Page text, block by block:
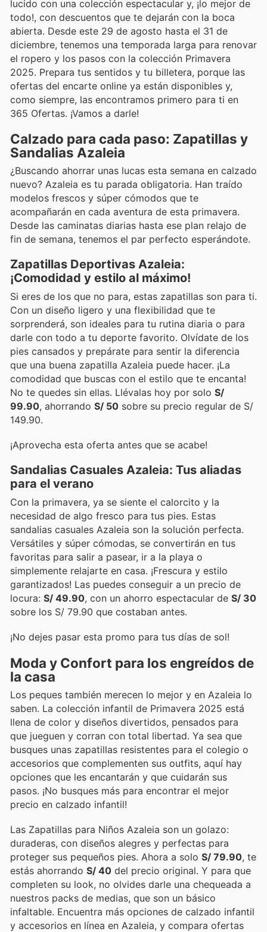
lucido con una colección espectacular y, ¡lo mejor de
todo!, con descuentos que te dejarán con la boca
abierta. Desde este 29 de agosto hasta el 31 de
diciembre, tenemos una temporada larga para renovar
el ropero y los pasos con la colección Primavera
2025. Prepara tus sentidos y tu billetera, porque las
ofertas del encarte online ya están disponibles y,
como siempre, las encontramos primero para ti en
365 Ofertas. ¡Vamos a darle!
Calzado para cada paso: Zapatillas y
Sandalias Azaleia
¿Buscando ahorrar unas lucas esta semana en calzado
nuevo? Azaleia es tu parada obligatoria. Han traído
modelos frescos y súper cómodos que te
acompañarán en cada aventura de esta primavera.
Desde las caminatas diarias hasta ese plan relajo de
fin de semana, tenemos el par perfecto esperándote.
Zapatillas Deportivas Azaleia:
¡Comodidad y estilo al máximo!
Si eres de los que no para, estas zapatillas son para ti.
Con un diseño ligero y una flexibilidad que te
sorprenderá, son ideales para tu rutina diaria o para
darle con todo a tu deporte favorito. Olvídate de los
pies cansados y prepárate para sentir la diferencia
que una buena zapatilla Azaleia puede hacer. ¡La
comodidad que buscas con el estilo que te encanta!
No te quedes sin ellas. Llévalas hoy por solo S/
99.90, ahorrando S/ 50 sobre su precio regular de S/
149.90.
¡Aprovecha esta oferta antes que se acabe!
Sandalias Casuales Azaleia: Tus aliadas
para el verano
Con la primavera, ya se siente el calorcito y la
necesidad de algo fresco para tus pies. Estas
sandalias casuales Azaleia son la solución perfecta.
Versátiles y súper cómodas, se convertirán en tus
favoritas para salir a pasear, ir a la playa o
simplemente relajarte en casa. ¡Frescura y estilo
garantizados! Las puedes conseguir a un precio de
locura: S/ 49.90, con un ahorro espectacular de S/ 30
sobre los S/ 79.90 que costaban antes.
¡No dejes pasar esta promo para tus días de sol!
Moda y Confort para los engreídos de
la casa
Los peques también merecen lo mejor y en Azaleia lo
saben. La colección infantil de Primavera 2025 está
llena de color y diseños divertidos, pensados para
que jueguen y corran con total libertad. Ya sea que
busques unas zapatillas resistentes para el colegio o
accesorios que complementen sus outfits, aquí hay
opciones que les encantarán y que cuidarán sus
pasos. ¡No busques más para encontrar el mejor
precio en calzado infantil!
Las Zapatillas para Niños Azaleia son un golazo:
duraderas, con diseños alegres y perfectas para
proteger sus pequeños pies. Ahora a solo S/ 79.90, te
estás ahorrando S/ 40 del precio original. Y para que
completen su look, no olvides darle una chequeada a
nuestros packs de medias, que son un básico
infaltable. Encuentra más opciones de calzado infantil
y accesorios en línea en Azaleia, y compara ofertas